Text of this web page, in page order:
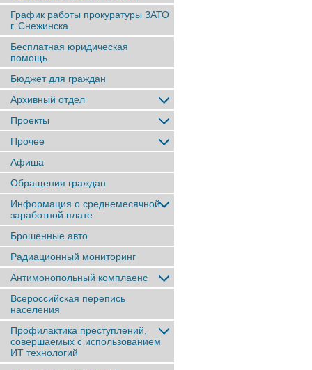
График работы прокуратуры ЗАТО
г. Снежинска
Бесплатная юридическая
помощь
Бюджет для граждан
Архивный отдел
Проекты
Прочее
Афиша
Обращения граждан
Информация о среднемесячной
заработной плате
Брошенные авто
Радиационный мониторинг
Антимонопольный комплаенс
Всероссийская перепись
населения
Профилактика преступлений,
совершаемых с использованием
ИТ технологий